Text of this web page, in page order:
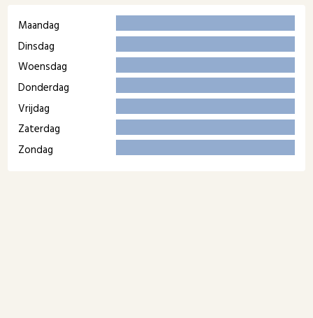
Maandag
Dinsdag
Woensdag
Donderdag
Vrijdag
Zaterdag
Zondag